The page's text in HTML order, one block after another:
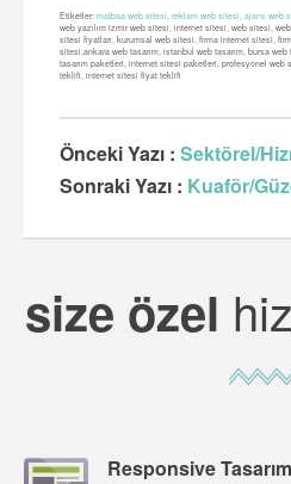
Etiketler: matbaa web sitesi, reklam web sitesi, ajans web
web yazılım izmir web sitesi, internet sitesi, web sitesi,
sitesi fiyatları, kurumsal web sitesi, firma internet sitesi,
sitesi,ankara web tasarım, istanbul web tasarım, bursa
tasarım paketleri, internet sitesi paketleri, profesyonel
teklifi, internet sitesi fiyat teklifi
Önceki Yazı : Sektörel/
Sonraki Yazı : Kuaför/
size özel
Responsive Tasarım